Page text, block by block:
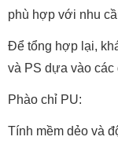
phù hợp với nhu
Để tổng hợp lại,
và PS dựa vào các
Phào chỉ PU:
Tính mềm dẻo và